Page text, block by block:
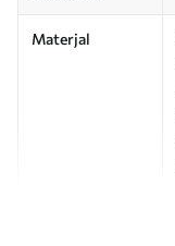
Materjal